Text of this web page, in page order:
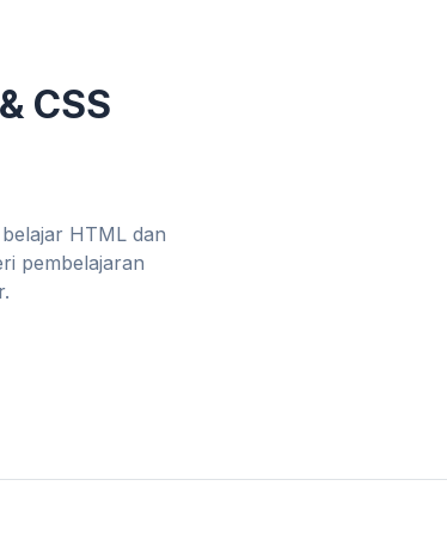
CSS
HTML dan
pembelajaran